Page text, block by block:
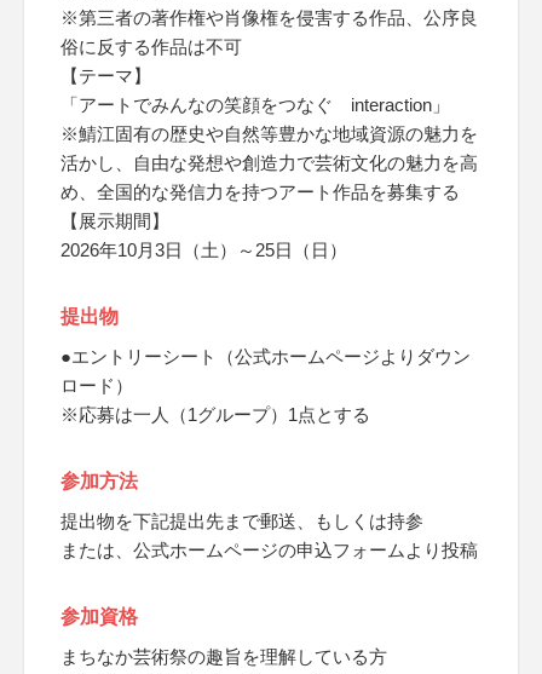
※第三者の著作権や肖像権を侵害する作品、公序良
俗に反する作品は不可
【テーマ】
「アートでみんなの笑顔をつなぐ interaction」
※鯖江固有の歴史や自然等豊かな地域資源の魅力を
活かし、自由な発想や創造力で芸術文化の魅力を高
め、全国的な発信力を持つアート作品を募集する
【展示期間】
2026年10月3日（土）～25日（日）
提出物
●エントリーシート（公式ホームページよりダウン
ロード）
※応募は一人（1グループ）1点とする
参加方法
提出物を下記提出先まで郵送、もしくは持参
または、公式ホームページの申込フォームより投稿
参加資格
まちなか芸術祭の趣旨を理解している方